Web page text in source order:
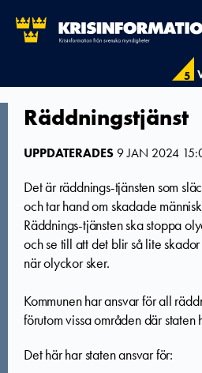
5
Räddningstjänst
UPPDATERADES9 JAN 2024
Det är räddnings-tjänsten som
och tar hand om skadade
Räddnings-tjänsten ska stoppa
och se till att det blir så lite
när olyckor sker.
Kommunen har ansvar för all
förutom vissa områden där staten
Det här har staten ansvar för: